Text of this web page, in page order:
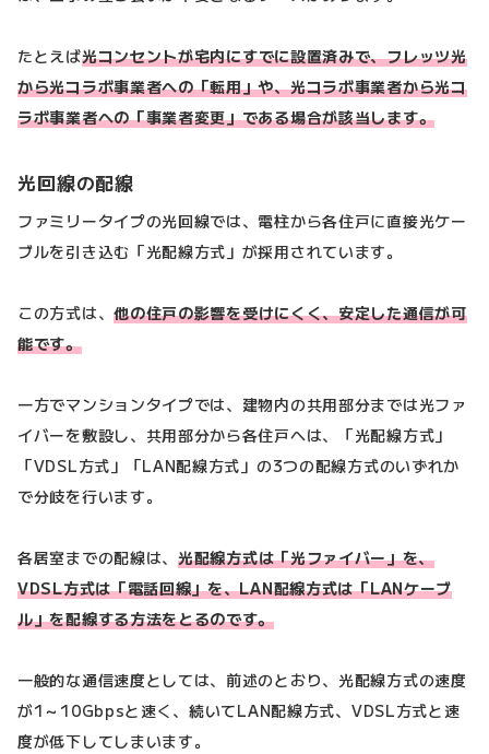
たとえば光コンセントが宅内にすでに設置済みで、フレッツ光
から光コラボ事業者への「転用」や、光コラボ事業者から光コ
ラボ事業者への「事業者変更」である場合が該当します。
光回線の配線
ファミリータイプの光回線では、電柱から各住戸に直接光ケー
ブルを引き込む「光配線方式」が採用されています。
この方式は、他の住戸の影響を受けにくく、安定した通信が可
能です。
一方でマンションタイプでは、建物内の共用部分までは光ファ
イバーを敷設し、共用部分から各住戸へは、「光配線方式」
「VDSL方式」「LAN配線方式」の3つの配線方式のいずれか
で分岐を行います。
各居室までの配線は、 光配線方式は「光ファイバー」を、
VDSL方式は「電話回線」を、LAN配線方式は「LANケーブ
ル」を配線する方法をとるのです。
一般的な通信速度としては、前述のとおり、光配線方式の速度
が1～10Gbpsと速く、続いてLAN配線方式、VDSL方式と速
度が低下してしまいます。